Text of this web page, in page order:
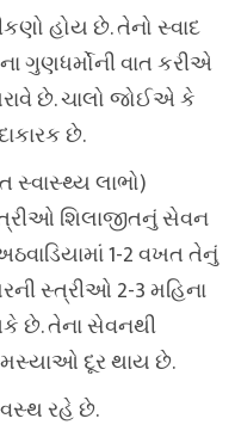
હોય છે. તેનો સ્વાદ
ગુણધર્મોની વાત કરીએ
છે. ચાલો જોઈએ કે
છે.
સ્વાસ્થ્ય લાભો)
શિલાજીતનું સેવન
1-2 વખત તેનું
સ્ત્રીઓ 2-3 મહિના
છે. તેના સેવનથી
દૂર થાય છે.
રહે છે.